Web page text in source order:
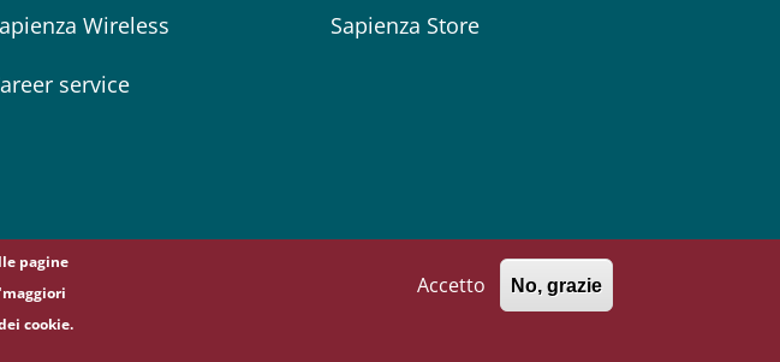
Wireless
service
Sapienza Store
Instagram
pagine
cookie.
Accetto No, grazie